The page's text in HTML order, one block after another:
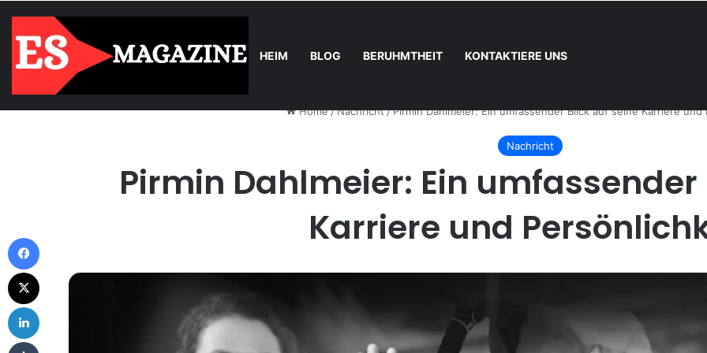
HEIM BLOG BERUHMTHEIT KONTAKTIERE UNS
Thursday, August 6 2026 Trend Licht mit Wirkung: Warum Einbaustrahler moderne Räume prägen
Home/Nachricht/Pirmin Dahlmeier: Ein umfassender Blick auf seine Karriere und
Nachricht
Pirmin Dahlmeier: Ein
Karriere und